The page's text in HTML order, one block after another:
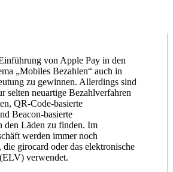
von Apple Pay in den
„Mobiles Bezahlen“ auch in
zu gewinnen. Allerdings sind
selten neuartige Bezahlverfahren
QR-Code-basierte
Beacon-basierte
den Läden zu finden. Im
werden immer noch
girocard oder das elektronische
verwendet.